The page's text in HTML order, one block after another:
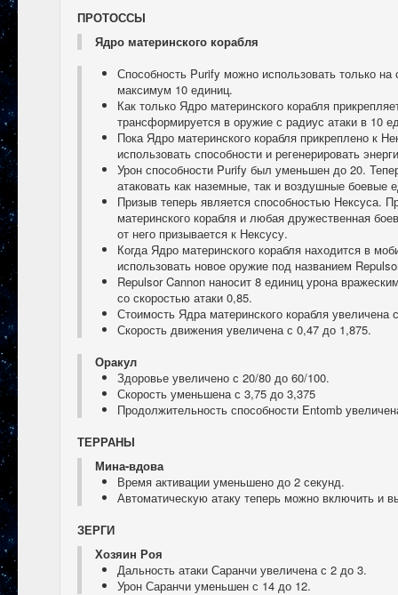
ПРОТОССЫ
Ядро материнского корабля
Способность Purify можно использовать только на
максимум 10 единиц.
Как только Ядро материнского корабля
трансформируется в оружие с радиус атаки в 10
Пока Ядро материнского корабля прикреплено к
использовать способности и регенерировать
Урон способности Purify был уменьшен до 20.
атаковать как наземные, так и воздушные боевые
Призыв теперь является способностью Нексуса.
материнского корабля и любая дружественная
от него призывается к Нексусу.
Когда Ядро материнского корабля находится в
использовать новое оружие под названием
Repulsor Cannon наносит 8 единиц урона
со скоростью атаки 0,85.
Стоимость Ядра материнского корабля увеличена
Скорость движения увеличена с 0,47 до 1,875.
Оракул
Здоровье увеличено с 20/80 до 60/100.
Скорость уменьшена с 3,75 до 3,375
Продолжительность способности Entomb
ТЕРРАНЫ
Мина-вдова
Время активации уменьшено до 2 секунд.
Автоматическую атаку теперь можно включить и
ЗЕРГИ
Хозяин Роя
Дальность атаки Саранчи увеличена с 2 до 3.
Урон Саранчи уменьшен с 14 до 12.